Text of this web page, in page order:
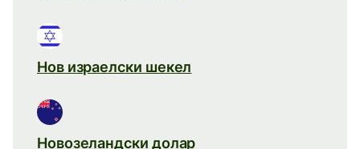
Нов израелски шекел
Новозеландски долар